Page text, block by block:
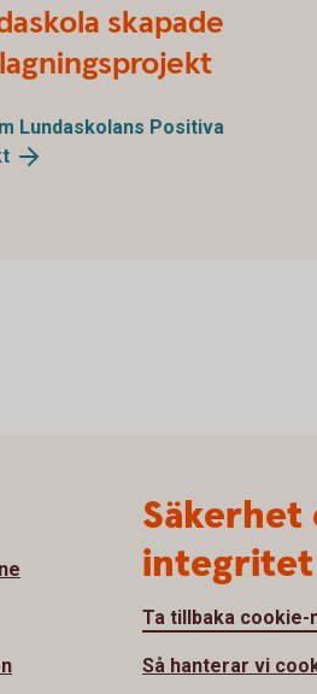
skapade
Lundaskolans Positiva
Säkerhet
integritet
Ta tillbaka cookie-
Så hanterar vi